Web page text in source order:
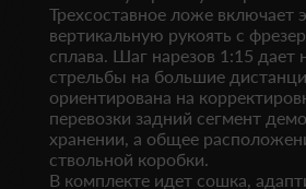
Трехсоставное ложе
вертикальную рукоять с
сплава. Шаг нарезов 1:15
стрельбы на большие
ориентирована на
перевозки задний сегмент
хранении, а общее
ствольной коробки.
В комплекте идет сошка,